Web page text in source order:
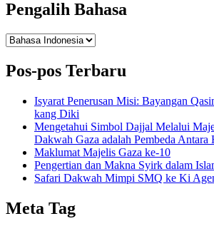
Pengalih Bahasa
Pengalih
Pos-pos Terbaru
Isyarat Penerusan Misi: Bayangan
kang Diki
Mengetahui Simbol Dajjal Melalui
Dakwah Gaza adalah Pembeda Antara
Maklumat Majelis Gaza ke-10
Pengertian dan Makna Syirk dalam
Safari Dakwah Mimpi SMQ ke Ki
Meta Tag